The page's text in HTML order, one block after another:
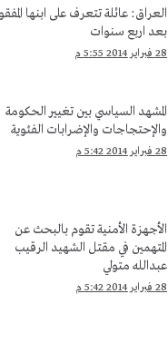
العراق: عائلة تتعرف على ابنها
بعد اربع سنوات
28 فبراير 2014 5:55 م
المشهد السياسي بين تغيير الحكومة
والإحتجاجات والإضرابات الفئوية
28 فبراير 2014 5:42 م
الأجهزة الأمنية تقوم بالبحث عن
المتهمين في مقتل الشهيد الرقيب
عبدالله متولي
28 فبراير 2014 5:42 م